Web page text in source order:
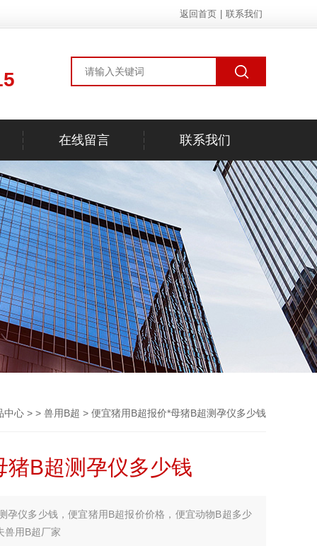
返回首页 联系我们
在线留言 联系我们
中心 > > 兽用B超 > 便宜猪用B超报价*母猪B超测孕仪多少钱
B超测孕仪多少钱
孕仪多少钱，便宜猪用B超报价价格，便宜动物B超多少
兽用B超厂家